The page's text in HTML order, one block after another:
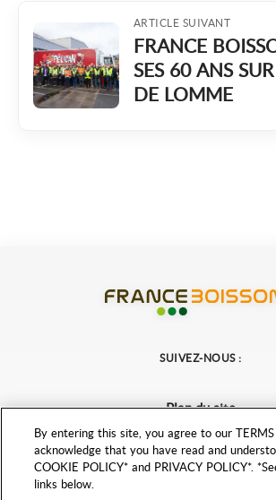
ARTICLE SUIVANT
FRANCE
SES 60 ANS
DE LOMME
SUIVEZ-NOUS :
Plan du site
Mentions légales
Politique de protection des données
Paramètres de
By entering this site, you agree to our TERMS
acknowledge that you have read and
COOKIE POLICY* and PRIVACY POLICY*.
links below.